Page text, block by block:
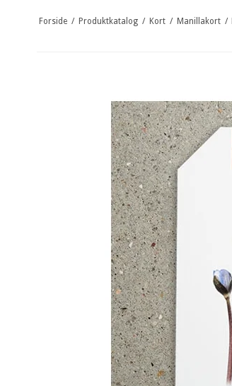
Forside / Produktkatalog / Kort / Manillakort /